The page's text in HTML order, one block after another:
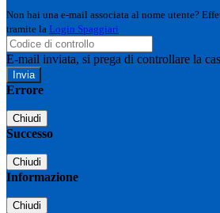
Non hai una e-mail associata al nome utente?
tramite la Login Spaggiari
E-mail inviata, si prega di controllare la
Errore
Chiudi
Successo
Chiudi
Informazione
Chiudi